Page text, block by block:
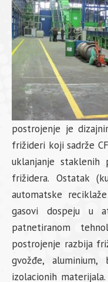
postrojenje je
frižideri koji sadrže
uklanjanje staklenih
frižidera. Ostatak
automatske
gasovi dospeju u
patnetiranom
postrojenje razbija
gvožđe,
izolacionih